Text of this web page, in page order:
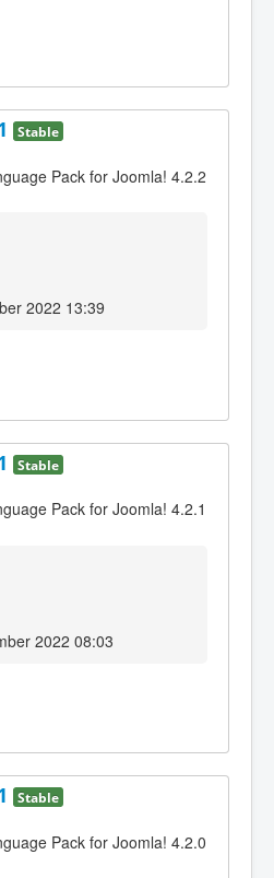
Stable
Pack for Joomla! 4.2.2
2022 13:39
Stable
Pack for Joomla! 4.2.1
2022 08:03
Stable
Pack for Joomla! 4.2.0